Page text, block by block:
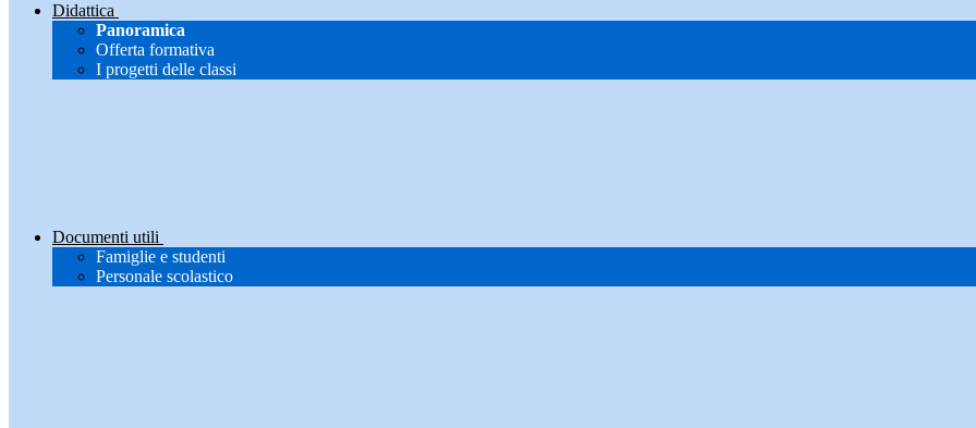
Didattica
Panoramica
Offerta formativa
I progetti delle classi
Documenti utili
Famiglie e studenti
Personale scolastico